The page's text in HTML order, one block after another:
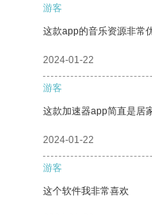
游客
这款app的音乐资源非常
2024-01-22
游客
这款加速器app简直是居
2024-01-22
游客
这个软件我非常喜欢